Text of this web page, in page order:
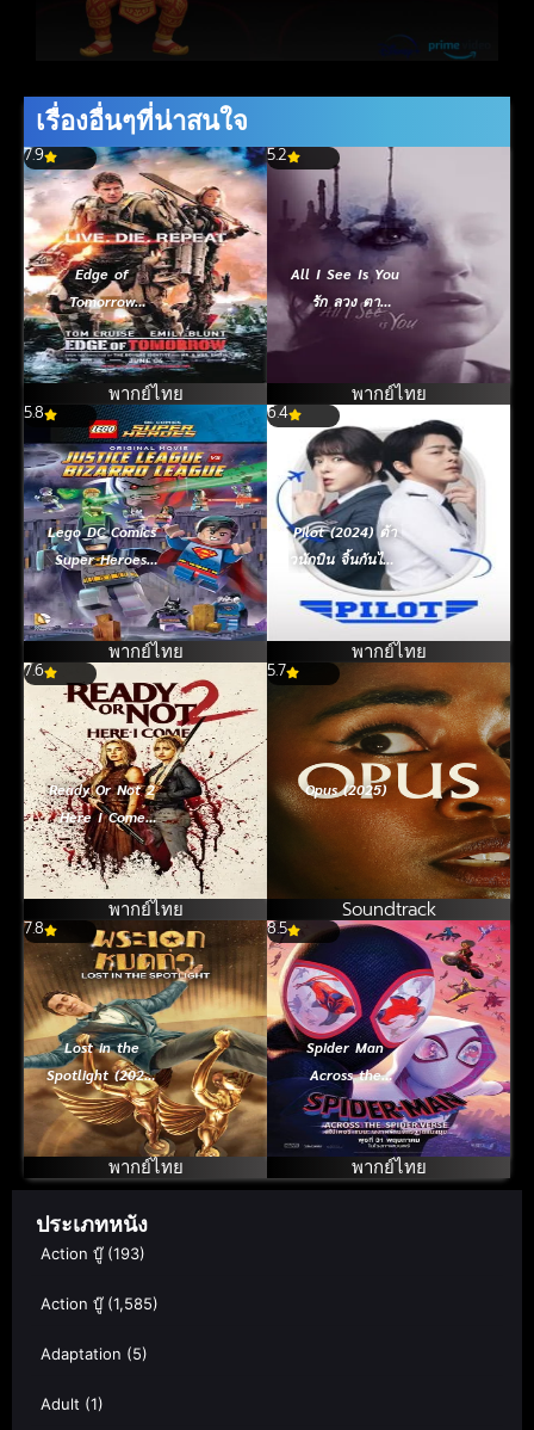
เรื่องอื่นๆที่น่าสนใจ
7.9
Edge of
Tomorrow
(2014) ซูเปอร์
นักรบดับทัพอสูร
พากย์ไทย
5.2
All I See Is You
รัก ลวง ตา
พากย์ไทย
5.8
Lego DC Comics
Super Heroes:
Justice League
vs. Bizarro
League (2015)
เลโก้ แบทแมน:
จัสติซ ลีก ปะทะ บิ
ซาโร่ ลีก
พากย์ไทย
6.4
Pilot (2024) ต้า
วนักบิน จิ้นกันไหม
จ๊ะ
พากย์ไทย
7.6
Ready Or Not 2
Here I Come
เกมพร้อมตาย 2
(2026)
พากย์ไทย
5.7
Opus (2025)
Soundtrack
7.8
Lost in the
Spotlight (2025)
พระเอกหมดท่า
พากย์ไทย
8.5
Spider Man
Across the
Spider Verse
(2023) สไปเดอร์
แมน ผงาดข้าม
จักรวาลแมงมุม 2
พากย์ไทย
ประเภทหนัง
Action บู๊(193)
Action บู๊(1,585)
Adaptation (5)
Adult (1)